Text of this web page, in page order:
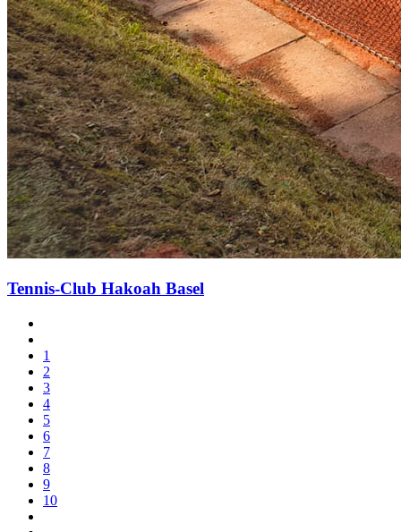
Tennis-Club Hakoah Basel
1
2
3
4
5
6
7
8
9
10